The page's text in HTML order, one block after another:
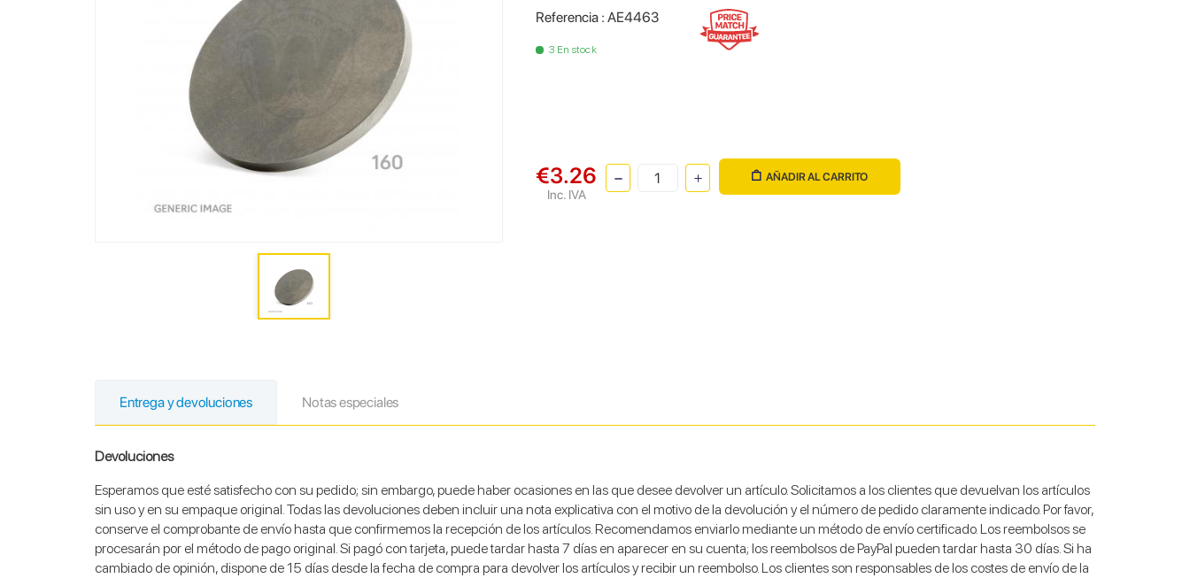
Referencia : AE4463
3 En stock
€3.26
Inc. IVA
AÑADIR AL CARRITO
Entrega y devoluciones Notas especiales
Devoluciones
Esperamos que esté satisfecho con su pedido; sin embargo, puede haber ocasiones en las que desee devolver un artículo. Solicitamos a los clientes que devuelvan los artículos
sin uso y en su empaque original. Todas las devoluciones deben incluir una nota explicativa con el motivo de la devolución y el número de pedido claramente indicado. Por favor,
conserve el comprobante de envío hasta que confirmemos la recepción de los artículos. Recomendamos enviarlo mediante un método de envío certificado. Los reembolsos se
procesarán por el método de pago original. Si pagó con tarjeta, puede tardar hasta 7 días en aparecer en su cuenta; los reembolsos de PayPal pueden tardar hasta 30 días. Si ha
cambiado de opinión, dispone de 15 días desde la fecha de compra para devolver los artículos y recibir un reembolso. Los clientes son responsables de los costes de envío de la